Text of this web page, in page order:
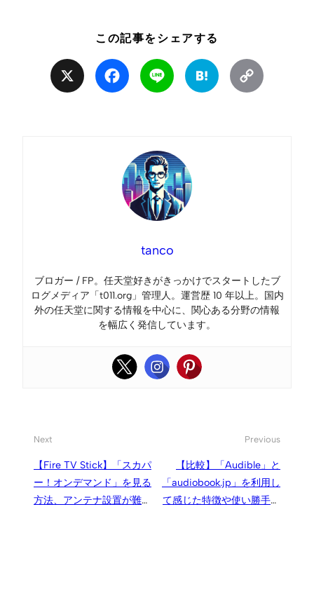
この記事をシェアする
Facebook Line Hatena
tanco
ブロガー / FP。任天堂好きがきっかけでスタートしたブ
ログメディア「t011.org」管理人。運営歴 10 年以上。国内
外の任天堂に関する情報を中心に、関心ある分野の情報
を幅広く発信しています。
Next
【Fire TV Stick】「スカパ
ー！オンデマンド」を見る
方法、アンテナ設置が難し
Previous
【比較】「Audible」と
「audiobook.jp」を利用し
て感じた特徴や使い勝手の